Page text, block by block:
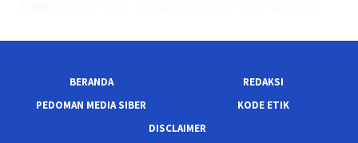
BERANDA
REDAKSI
PEDOMAN MEDIA SIBER
KODE ETIK
DISCLAIMER